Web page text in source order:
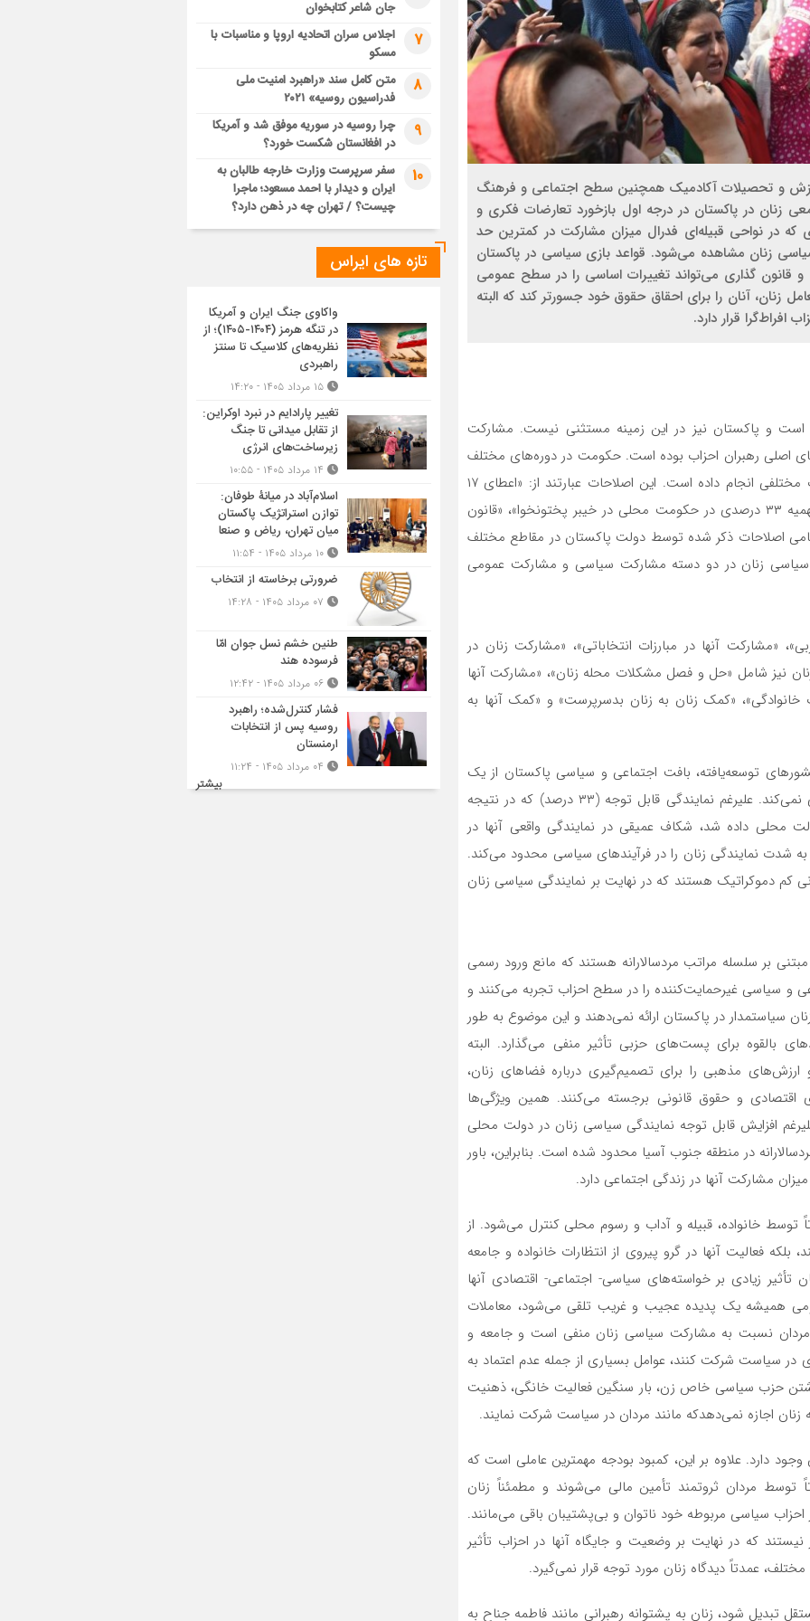
و تحصیلات آکادمیک همچنین سطح اجتماعی و فرهنگ
زنان در پاکستان در درجه اول بازخورد تعارضات فکری و
در نواحی قبیله‌ای فدرال میزان مشارکت در کمترین حد
زنان مشاهده می‌شود. قواعد بازی سیاسی در پاکستان
گذاری می‌تواند تغییرات اساسی را در سطح عمومی
زنان، آنان را برای احقاق حقوق خود جسورتر کند که البته
قرار دارد.
و پاکستان نیز در این زمینه مستثنی نیست. مشارکت
اصلی رهبران احزاب بوده است. حکومت در دوره‌های مختلف
برای تضمین توانمندی سیاسی زنان در پاکستان، اصلاحات مختلفی انجام داده است. این اصلاحات عبارتند از: «اعطای ۱۷
درصد کرسی‌های ذخیره به زنان در پارلمان»، «تخصیص سهمیه ۳۳ درصدی در حکومت محلی در خیبر پختونخوا»، «قانون
اصلاحات ذکر شده توسط دولت پاکستان در مقاطع مختلف
زنان در دو دسته مشارکت سیاسی و مشارکت عمومی
«مشارکت آنها در مبارزات انتخاباتی»، «مشارکت زنان در
نیز شامل «حل و فصل مشکلات محله زنان»، «مشارکت آنها
«کمک زنان به زنان بدسرپرست» و «کمک آنها به
توسعه‌یافته، بافت اجتماعی و سیاسی پاکستان از یک
نظام سیاسی واقعاً دموکراتیک به‌ ویژه برای زنان پشتیبانی نمی‌کند. علیرغم نمایندگی قابل توجه (۳۳ درصد) که در نتیجه
به زنان در سطح دولت محلی داده شد، شکاف عمیقی در نمایندگی واقعی آنها در
شدت نمایندگی زنان را در فرآیندهای سیاسی محدود می‌کند.
کم دموکراتیک هستند که در نهایت بر نمایندگی سیاسی زنان
بر سلسله‌ مراتب مردسالارانه هستند که مانع ورود رسمی
و سیاسی غیرحمایت‌کننده را در سطح احزاب تجربه می‌کنند و
سیاستمدار در پاکستان ارائه نمی‌‌دهند و این موضوع به طور
بالقوه برای پست‌های حزبی تأثیر منفی می‌گذارد. البته
مذهبی را برای تصمیم‌گیری درباره فضاهای زنان،
و حقوق قانونی برجسته می‌کنند. همین ویژگی‌ها
افزایش قابل توجه نمایندگی سیاسی زنان در دولت محلی
در منطقه جنوب آسیا محدود شده است. بنابراین، باور
مشارکت آنها در زندگی اجتماعی دارد.
توسط خانواده، قبیله و آداب و رسوم محلی کنترل می‌شود. از
فعالیت آنها در گرو پیروی از انتظارات خانواده و جامعه
تأثیر زیادی بر خواسته‌های سیاسی- اجتماعی- اقتصادی آنها
همیشه یک پدیده عجیب و غریب تلقی می‌شود، معاملات
نسبت به مشارکت سیاسی زنان منفی است و جامعه و
در سیاست شرکت کنند، عوامل بسیاری از جمله عدم اعتماد به
حزب سیاسی خاص زن، بار سنگین فعالیت خانگی، ذهنیت
اجازه نمی‌دهدکه مانند مردان در سیاست شرکت نمایند.
دارد. علاوه بر این، کمبود بودجه مهمترین عاملی است که
توسط مردان ثروتمند تأمین مالی می‌شوند و مطمئناً زنان
احزاب سیاسی مربوطه خود ناتوان و بی‌پشتیبان باقی می‌مانند.
نیستند که در نهایت بر وضعیت و جایگاه آنها در احزاب تأثیر
عمدتاً دیدگاه زنان مورد توجه قرار نمی‌گیرد.
تبدیل شود، زنان به پشتوانه رهبرانی مانند فاطمه جناح به
جان شاعر کتابخوان
7
اجلاس سران اتحادیه اروپا و مناسبات با
مسکو
8
متن کامل سند «راهبرد امنیت ملی
فدراسیون روسیه» ۲۰۲۱
9
چرا روسیه در سوریه موفق شد و آمریکا
در افغانستان شکست خورد؟
10
سفر سرپرست وزارت خارجه طالبان به
ایران و دیدار با احمد مسعود؛ ماجرا
چیست؟ / تهران چه در ذهن دارد؟
تازه های ایراس
واکاوی جنگ ایران و آمریکا
در تنگه هرمز (۱۴۰۴-۱۴۰۵)؛ از
نظریه‌های کلاسیک تا سنتز
راهبردی
تغییر پارادایم در نبرد اوکراین:
از تقابل میدانی تا جنگ
زیرساخت‌های انرژی
اسلام‌آباد در میانۀ طوفان:
توازن استراتژیک پاکستان
میان تهران، ریاض و صنعا
ضرورتی برخاسته از انتخاب
طنین خشم نسل جوان امّا
فرسوده هند
فشار کنترل‌شده؛ راهبرد
روسیه پس از انتخابات
ارمنستان
بیشتر